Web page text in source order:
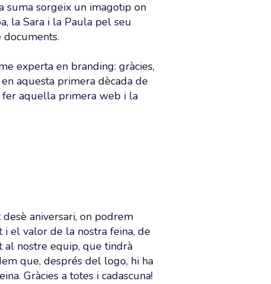
suma sorgeix un imagotip on
la Sara i la Paula pel seu
experta en branding: gràcies,
aquesta primera dècada de
fer aquella primera web i la
aniversari, on podrem
el valor de la nostra feina, de
al nostre equip, que tindrà
que, després del logo, hi ha
Gràcies a totes i cadascuna!